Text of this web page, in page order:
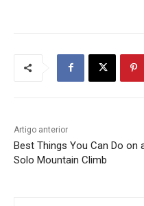
Artigo anterior
Best Things You Can Do on
Solo Mountain Climb